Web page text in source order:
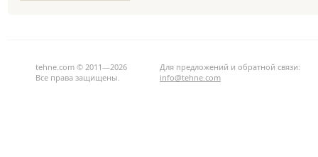
tehne.com © 2011—2026
Все права защищены.
Для предложений и обратной связи:
info@tehne.com